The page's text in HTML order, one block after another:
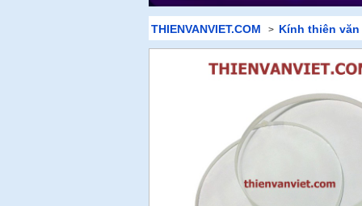
THIENVANVIET.COM > Kính thiên văn